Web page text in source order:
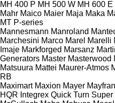
MH 400 P MH 500 W MH 600 E
Mahr Maico Maier Maja Maka
MT P-series
Mannesmann Manroland
Marchesini Marco Marel Marelli
Imaje Markforged Marsanz
Generators Master Masterwood
Matsuura Mattei Maurer-Atmos
RB
Maximart Maxion Mayer Mayfran
HQR Integrex Quick Turn Super